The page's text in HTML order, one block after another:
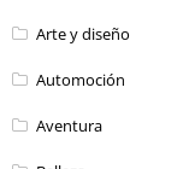
Arte y diseño
Automoción
Aventura